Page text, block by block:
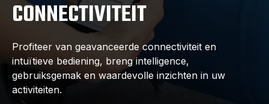
CONNECTIVITEIT
Profiteer van geavanceerde connectiviteit en
intuïtieve bediening, breng intelligence,
gebruiksgemak en waardevolle inzichten in uw
activiteiten.